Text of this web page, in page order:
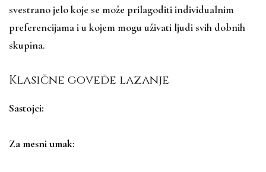
svestrano jelo koje se može prilagoditi individualnim
preferencijama i u kojem mogu uživati ljudi svih dobnih
skupina.
Klasične goveđe lazanje
Sastojci:
Za mesni umak: